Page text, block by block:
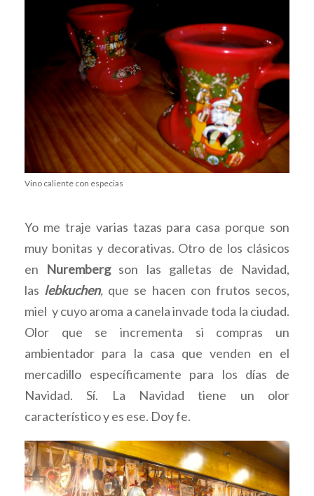
Vino caliente con especias
Yo me traje varias tazas para casa porque son
muy bonitas y decorativas. Otro de los clásicos
en Nurembergson las galletas de Navidad,
las lebkuchen, que se hacen con frutos secos,
miel y cuyo aroma a canela invade toda la ciudad.
Olor que se incrementa si compras un
ambientador para la casa que venden en el
mercadillo específicamente para los días de
Navidad. Sí. La Navidad tiene un olor
característico y es ese. Doy fe.